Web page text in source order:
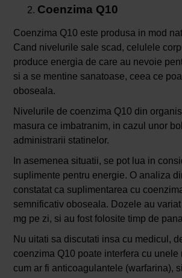
Coenzima Q10
Coenzima Q10 este produsa in mod
Cand nivelurile sale scad, celulele
produce energia de care au nevoie
si a se mentine sanatoase, ceea ce
oboseala.
Nivelurile de coenzima Q10 din
masura ce imbatranim, in cazul unor
administrarii statinelor.
In asemenea situatii, se pot lua in
suplimente pentru energie. O analiza
constatat ca suplimentarea cu
semnificativ oboseala. Dozele au
mg pe zi, si au fost folosite timp de
Nu uitati sa discutati insa cu medicul,
coenzima Q10 poate interfera cu unele
cum ar fi anticoagulantele (warfarina),